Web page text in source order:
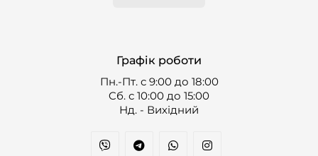
Графік роботи
Пн.-Пт. с 9:00 до 18:00
Cб. с 10:00 до 15:00
Нд. - Вихідний